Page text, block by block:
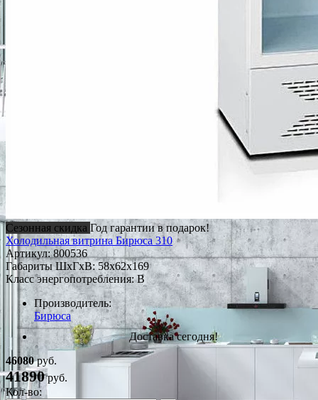
Сезонная скидка Год гарантии в подарок!
Холодильная витрина Бирюса 310
Артикул:800536
Габариты ШxГxВ: 58x62x169
Класс энергопотребления: B
Производитель:
Бирюса
Доставка сегодня!
46080руб.
41890руб.
Кол-во: